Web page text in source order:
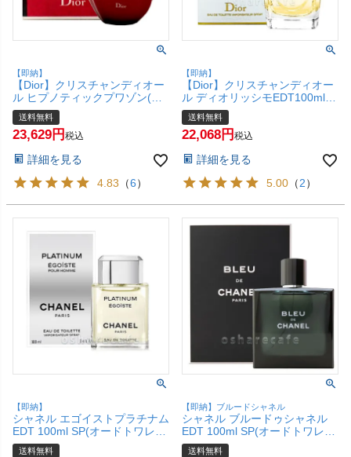
【即納】
【Dior】クリスチャンディオー
ル ヒプノティックプワゾン(プ
アゾン)EDT 100ml SP(オード
トワレ)【香水】【宅配便送料
無料】
送料無料
23,629 税込
詳細を見る
4.83 （6）
【即納】
【Dior】クリスチャンディオー
ル ディオリッシモEDT100ml
SP(オードトワレ)【香水】【宅
配便送料無料】
送料無料
22,068 税込
詳細を見る
5.00 （2）
【即納】
シャネル エゴイストプラチナム
EDT 100ml SP(オードトワレ)
【香水】【宅配便送料無料】
送料無料
【即納】ブルードシャネル
シャネル ブルードゥシャネル
EDT 100ml SP(オードトワレ)
【香水】【宅配便送料無料】
送料無料